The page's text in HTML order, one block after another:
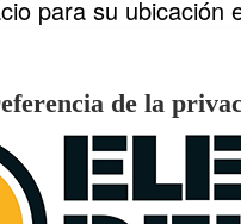
para su
dan la
de la